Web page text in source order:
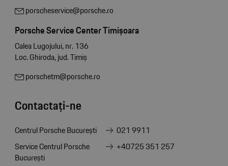
porscheservice@porsche.ro
Porsche Service Center Timișoara
Calea Lugojului, nr. 136
Loc. Ghiroda, jud. Timiș
porschetm@porsche.ro
Contactați-ne
Centrul Porsche București
021 9911
Service Centrul Porsche
București
+40725 351 257